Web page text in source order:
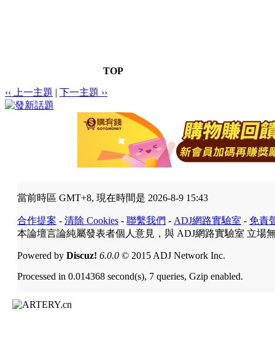
TOP
‹‹ 上一主題 | 下一主題 ››
當前時區 GMT+8, 現在時間是 2026-8-9 15:43
合作提案 - 清除 Cookies - 聯繫我們 - ADJ網路實驗室 - 免責
本論壇言論純屬發表者個人意見，與 ADJ網路實驗室 立場
Powered by Discuz! 6.0.0 © 2015 ADJ Network Inc.
Processed in 0.014368 second(s), 7 queries, Gzip enabled.